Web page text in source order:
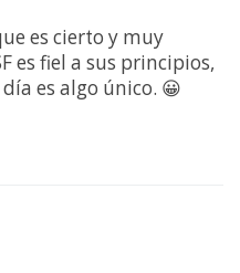
es cierto y muy
es fiel a sus principios,
es algo único. 😀